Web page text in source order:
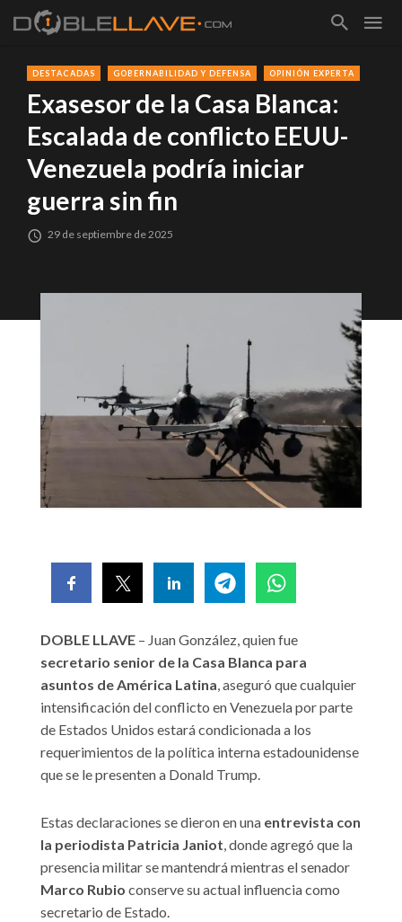
DESTACADAS GOBERNABILIDAD Y DEFENSA OPINIÓN EXPERTA
Exasesor de la Casa Blanca:
Escalada de conflicto EEUU-
Venezuela podría iniciar
guerra sin fin
29 de septiembre de 2025
DOBLE LLAVE – Juan González, quien fue
secretario senior de la Casa Blanca para
asuntos de América Latina, aseguró que cualquier
intensificación del conflicto en Venezuela por parte
de Estados Unidos estará condicionada a los
requerimientos de la política interna estadounidense
que se le presenten a Donald Trump.
Estas declaraciones se dieron en una entrevista con
la periodista Patricia Janiot, donde agregó que la
presencia militar se mantendrá mientras el senador
Marco Rubio conserve su actual influencia como
secretario de Estado.